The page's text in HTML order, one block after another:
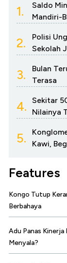
1.
Saldo
Mandiri-
2.
Polisi
Sekolah
3.
Bulan
Terasa
4.
Sekitar
Nilainya
5.
Kawi,
Features
Kongo Tutup
Berbahaya
Adu Panas Kinerja
Menyala?